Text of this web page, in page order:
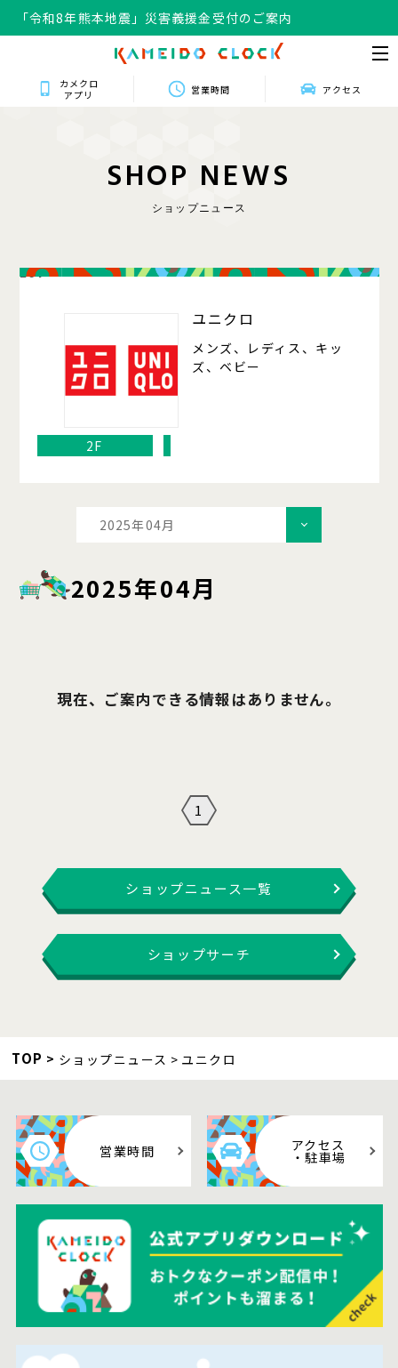
「令和8年熊本地震」災害義援金受付のご案内
カメクロ
アプリ
営業時間 アクセス
SHOP NEWS
ショップニュース
201
ユニクロ
メンズ、レディス、キッ
ズ、ベビー
2F
2025年04月
2025年04月
現在、ご案内できる情報はありません。
1
ショップニュース一覧
ショップサーチ
TOP ショップニュース ユニクロ
営業時間 アクセス
・駐車場